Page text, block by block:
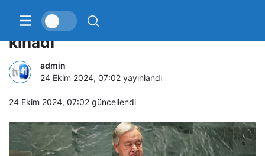
BM, Ankara’daki terör saldırısını
kınadı
admin
24 Ekim 2024, 07:02 yayınlandı
24 Ekim 2024, 07:02 güncellendi